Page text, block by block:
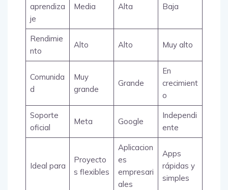
aprendiza
je
Media Alta Baja
Rendimie
nto
Alto Alto Muy alto
Comunida
d
Muy
grande
Grande
En
crecimient
o
Soporte
oficial
Meta Google
Independi
ente
Ideal para
Proyecto
s flexibles
Aplicacion
es
empresari
ales
Apps
rápidas y
simples